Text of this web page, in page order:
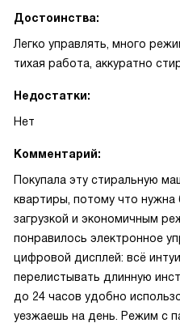
Достоинства:
Легко управлять, много
тихая работа, аккуратно
Недостатки:
Нет
Комментарий:
Покупала эту стиральную
квартиры, потому что
загрузкой и экономичным
понравилось электронное
цифровой дисплей: всё
перелистывать длинную
до 24 часов удобно
уезжаешь на день. Режим с